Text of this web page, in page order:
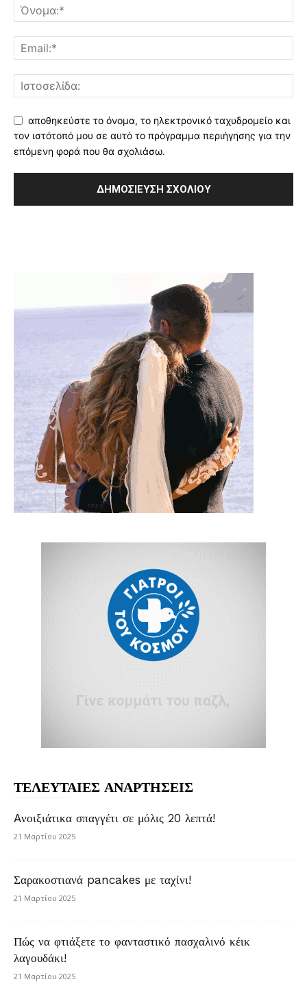
αποθηκεύστε το όνομα, το ηλεκτρονικό ταχυδρομείο και
τον ιστότοπό μου σε αυτό το πρόγραμμα περιήγησης για την
επόμενη φορά που θα σχολιάσω.
ΤΕΛΕΥΤΑΙΕΣ ΑΝΑΡΤΗΣΕΙΣ
Aνοιξιάτικα σπαγγέτι σε μόλις 20 λεπτά!
21 Μαρτίου 2025
Σαρακοστιανά pancakes με ταχίνι!
21 Μαρτίου 2025
Πώς να φτιάξετε το φανταστικό πασχαλινό κέικ
λαγουδάκι!
21 Μαρτίου 2025